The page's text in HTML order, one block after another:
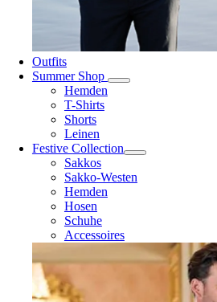
Outfits
Summer Shop
Hemden
T-Shirts
Shorts
Leinen
Festive Collection
Sakkos
Sakko-Westen
Hemden
Hosen
Schuhe
Accessoires